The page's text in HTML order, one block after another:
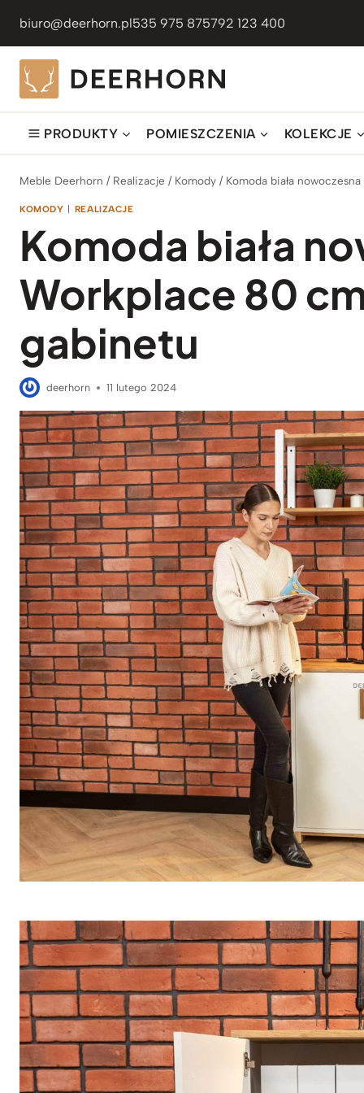
treści
biuro@deerhorn.pl535 975 875792 123 400
PRODUKTY POMIESZCZENIA KOLEKCJE
Meble Deerhorn / Realizacje / Komody / Komoda biała
KOMODY | REALIZACJE
Komoda biała
Workplace 80
gabinetu
deerhorn 11 lutego 2024